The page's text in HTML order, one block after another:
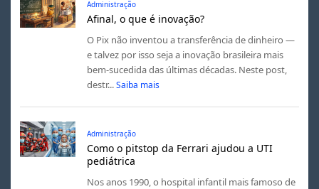
Administração
Afinal, o que é inovação?
O Pix não inventou a transferência de dinheiro —
e talvez por isso seja a inovação brasileira mais
bem-sucedida das últimas décadas. Neste post,
destr... Saiba mais
Administração
Como o pitstop da Ferrari ajudou a UTI
pediátrica
Nos anos 1990, o hospital infantil mais famoso de